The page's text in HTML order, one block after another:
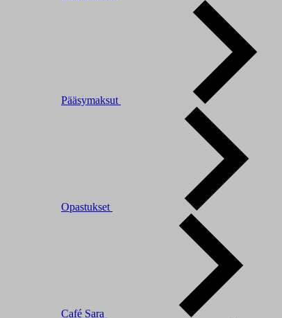
Pääsymaksut
Opastukset
Café Sara